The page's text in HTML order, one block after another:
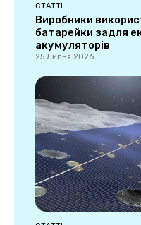
СТАТТІ
Виробники
батарейки задля
акумуляторів
25 Липня 2026